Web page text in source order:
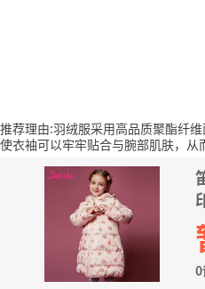
推荐理由:羽绒服采用高品质聚酯纤
使衣袖可以牢牢贴合与腕部肌肤，从